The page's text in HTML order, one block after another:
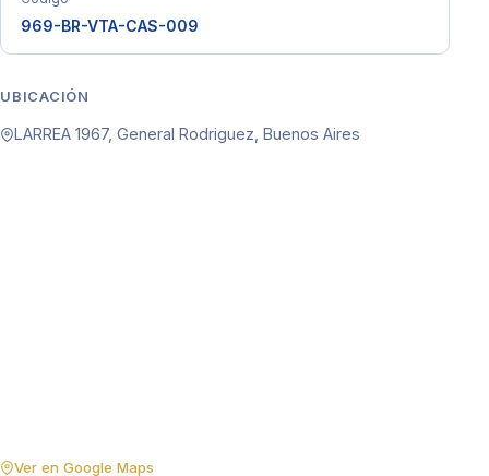
969-BR-VTA-CAS-009
UBICACIÓN
LARREA 1967, General Rodriguez, Buenos Aires
Ver en Google Maps